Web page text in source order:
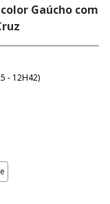
Gaúcho com
- 12H42)